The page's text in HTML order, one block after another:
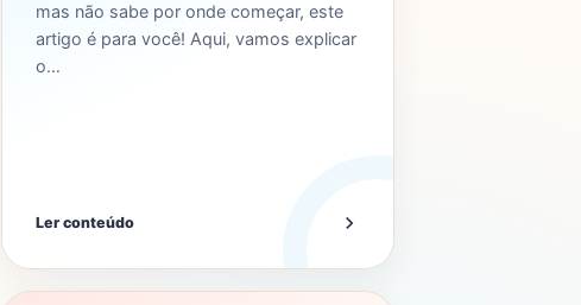
mas não sabe por onde começar, este
artigo é para você! Aqui, vamos explicar
o…
Ler conteúdo